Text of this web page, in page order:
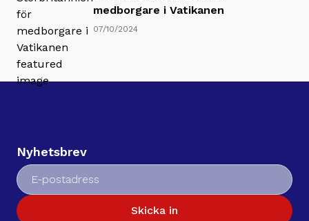
medborgare i Vatikanen
07/10/2024
Nyhetsbrev
Skicka in